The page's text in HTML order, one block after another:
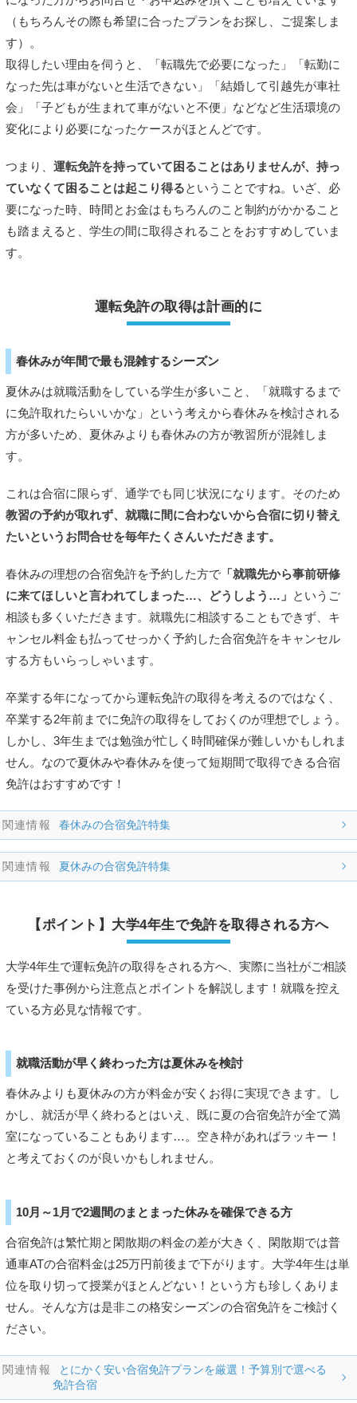
（もちろんその際も希望に合ったプランをお探し、ご提案しま
す）。
取得したい理由を伺うと、「転職先で必要になった」「転勤に
なった先は車がないと生活できない」「結婚して引越先が車社
会」「子どもが生まれて車がないと不便」などなど生活環境の
変化により必要になったケースがほとんどです。
つまり、 運転免許を持っていて困ることはありませんが、持っ
ていなくて困ることは起こり得るということですね。いざ、必
要になった時、時間とお金はもちろんのこと制約がかかること
も踏まえると、学生の間に取得されることをおすすめしていま
す。
運転免許の取得は計画的に
春休みが年間で最も混雑するシーズン
夏休みは就職活動をしている学生が多いこと、「就職するまで
に免許取れたらいいかな」という考えから春休みを検討される
方が多いため、夏休みよりも春休みの方が教習所が混雑しま
す。
これは合宿に限らず、通学でも同じ状況になります。そのため
教習の予約が取れず、就職に間に合わないから合宿に切り替え
たいというお問合せを毎年たくさんいただきます。
春休みの理想の合宿免許を予約した方で 「就職先から事前研修
に来てほしいと言われてしまった…、どうしよう…」 というご
相談も多くいただきます。就職先に相談することもできず、キ
ャンセル料金も払ってせっかく予約した合宿免許をキャンセル
する方もいらっしゃいます。
卒業する年になってから運転免許の取得を考えるのではなく、
卒業する2年前までに免許の取得をしておくのが理想でしょう。
しかし、3年生までは勉強が忙しく時間確保が難しいかもしれま
せん。なので夏休みや春休みを使って短期間で取得できる合宿
免許はおすすめです！
春休みの合宿免許特集
夏休みの合宿免許特集
【ポイント】大学4年生で免許を取得される方へ
大学4年生で運転免許の取得をされる方へ、実際に当社がご相談
を受けた事例から注意点とポイントを解説します！就職を控え
ている方必見な情報です。
就職活動が早く終わった方は夏休みを検討
春休みよりも夏休みの方が料金が安くお得に実現できます。し
かし、就活が早く終わるとはいえ、既に夏の合宿免許が全て満
室になっていることもあります…。空き枠があればラッキー！
と考えておくのが良いかもしれません。
10月～1月で2週間のまとまった休みを確保できる方
合宿免許は繁忙期と閑散期の料金の差が大きく、閑散期では普
通車ATの合宿料金は25万円前後まで下がります。大学4年生は単
位を取り切って授業がほとんどない！という方も珍しくありま
せん。そんな方は是非この格安シーズンの合宿免許をご検討く
ださい。
とにかく安い合宿免許プランを厳選！予算別で選べる
免許合宿